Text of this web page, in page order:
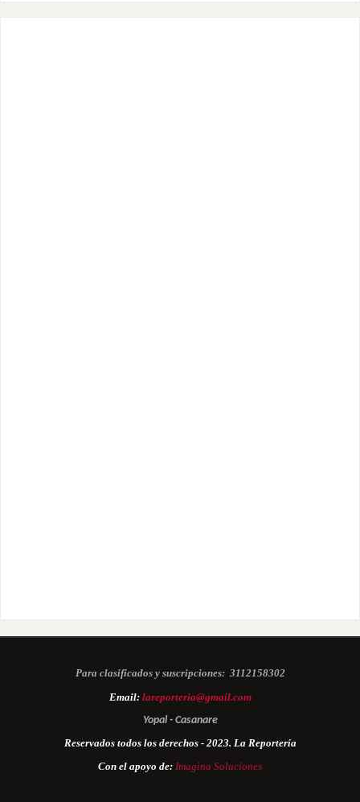
Para clasificados y suscripciones: 3112158302
Email: lareporteria@gmail.com
Yopal - Casanare
Reservados todos los derechos - 2023. La Reportería
Con el apoyo de: Imagina Soluciones